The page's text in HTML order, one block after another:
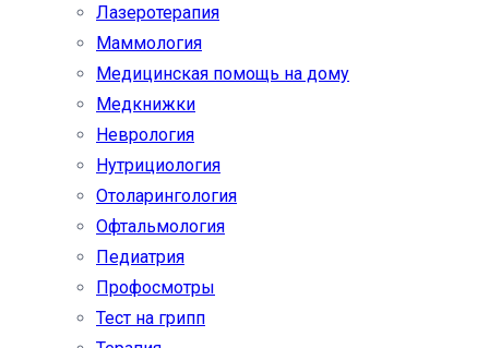
Лазеротерапия
Маммология
Медицинская помощь на дому
Медкнижки
Неврология
Нутрициология
Отоларингология
Офтальмология
Педиатрия
Профосмотры
Тест на грипп